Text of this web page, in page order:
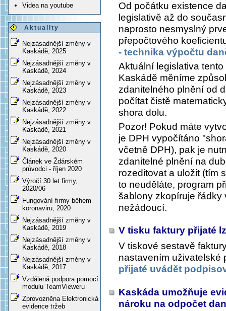
Videa na youtube
Aktuality
Nejzásadnější změny v
Kaskádě, 2025
Nejzásadnější změny v
Kaskádě, 2024
Nejzásadnější změny v
Kaskádě, 2023
Nejzásadnější změny v
Kaskádě, 2022
Nejzásadnější změny v
Kaskádě, 2021
Nejzásadnější změny v
Kaskádě, 2020
Článek ve Ždárském
průvodci - říjen 2020
Výročí 30 let firmy,
2020/06
Fungování firmy během
koronaviru, 2020
Nejzásadnější změny v
Kaskádě, 2019
Nejzásadnější změny v
Kaskádě, 2018
Nejzásadnější změny v
Kaskádě, 2017
Vzdálená podpora pomocí
modulu TeamVieweru
Zprovozněna Elektronická
evidence tržeb
Od počátku existence
legislativě až do
naprosto nesmyslný
přepočtového
- technika výpočtu
Aktuální legislativa
Kaskádě měníme
zdanitelného plnění od
počítat čistě
shora dolu.
Pozor! Pokud máte
je DPH vypočítáno
včetně DPH), pak je
zdanitelné plnění na
rozeditovat a uložit (tím
to neuděláte, program
šablony zkopíruje řádky
nežádoucí.
V tisku faktury přijaté
V tiskové sestavě
nastavením uživatelské
přijaté uvádět
Kaskáda umožňuje
nároku na odpočet